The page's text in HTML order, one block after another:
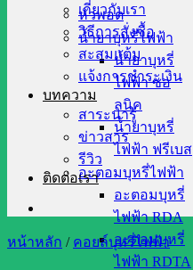
หัวพอต
น้ำยาบุหรี่ไฟฟ้า
น้ำยาบุหรี่
ไฟฟ้า ซอ
ลนิค
น้ำยาบุหรี่
ไฟฟ้า ฟรีเบส
อะตอมบุหรี่ไฟฟ้า
อะตอมบุหรี่
ไฟฟ้า RDA
อะตอมบุหรี่
ไฟฟ้า RDTA
เกี่ยวกับเรา
วิธีการสั่งซื้อ
สะสมแต้ม
แจ้งการชำระเงิน
บทความ
สาระน่ารู้
ข่าวสาร
รีวิว
ติดต่อเรา
หน้าหลัก / คอยล์บุหรี่ไฟฟ้า